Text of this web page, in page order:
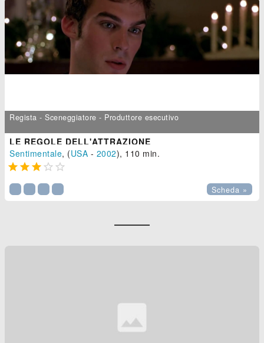
Regista - Sceneggiatore - Produttore esecutivo
LE REGOLE DELL'ATTRAZIONE
Sentimentale, (USA - 2002), 110 min.
    
Scheda »